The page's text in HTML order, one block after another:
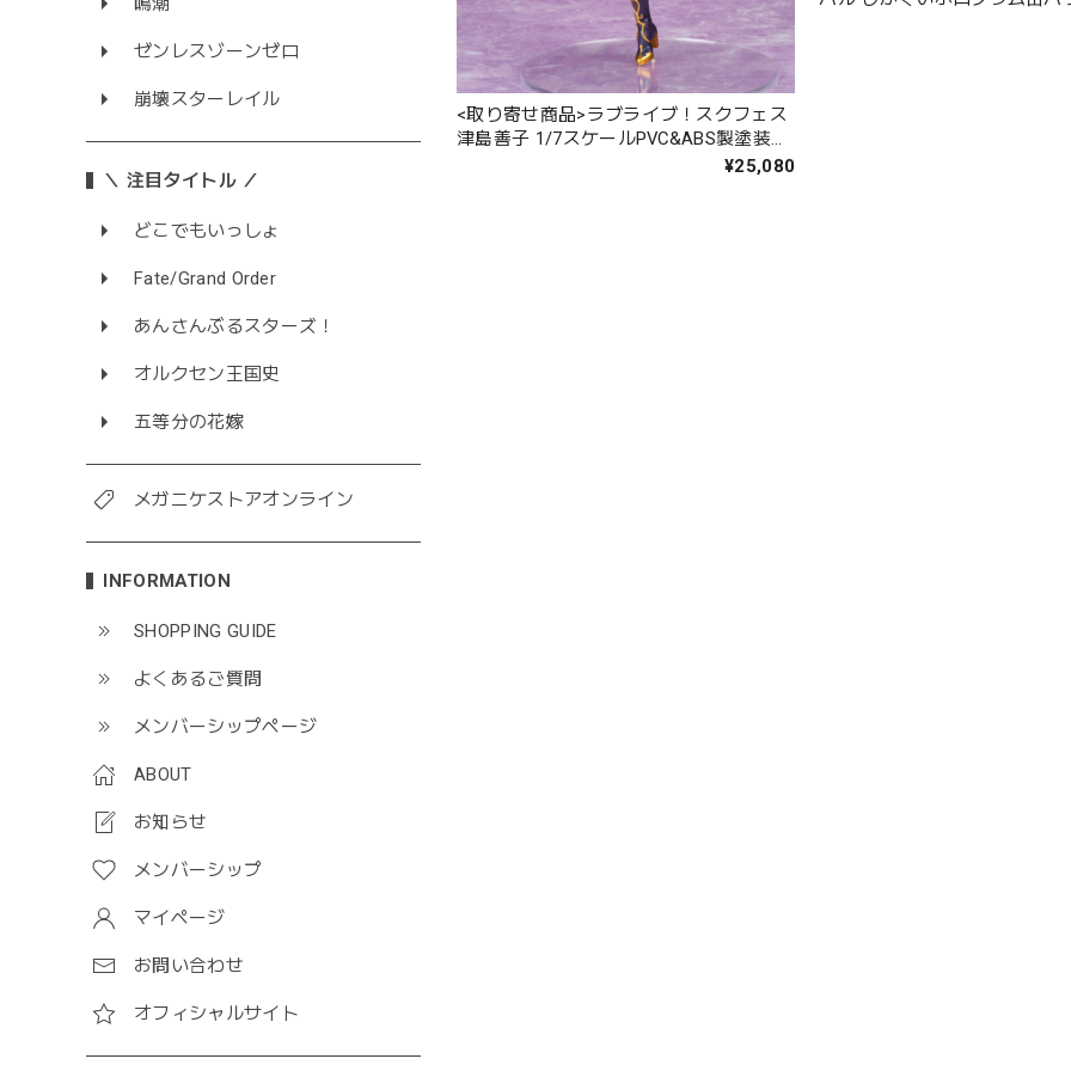
ゼンレスゾーンゼロ
崩壊スターレイル
＼ 注目タイトル ／
どこでもいっしょ
Fate/Grand Order
あんさんぶるスターズ！
オルクセン王国史
五等分の花嫁
メガニケストアオンライン
INFORMATION
SHOPPING GUIDE
よくあるご質問
メンバーシップページ
ABOUT
お知らせ
メンバーシップ
マイページ
お問い合わせ
オフィシャルサイト
<取り寄せ商品>ラブライブ！スクフェス
津島善子 1/7スケールPVC&ABS製塗装済
¥25,080
ション μ's 不思議の国ver.